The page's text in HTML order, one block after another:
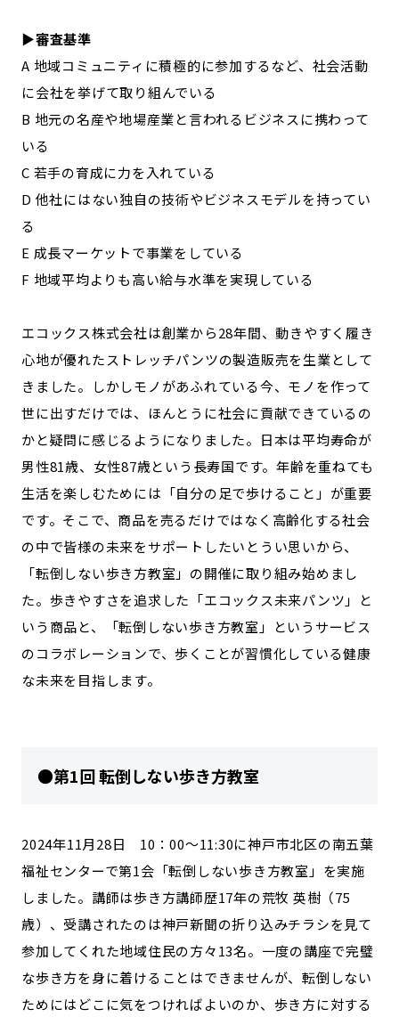
▶︎審査基準
A 地域コミュニティに積極的に参加するなど、社会活動
に会社を挙げて取り組んでいる
B 地元の名産や地場産業と言われるビジネスに携わって
いる
C 若手の育成に力を入れている
D 他社にはない独自の技術やビジネスモデルを持ってい
る
E 成長マーケットで事業をしている
F 地域平均よりも高い給与水準を実現している
エコックス株式会社は創業から28年間、動きやすく履き
心地が優れたストレッチパンツの製造販売を生業として
きました。しかしモノがあふれている今、モノを作って
世に出すだけでは、ほんとうに社会に貢献できているの
かと疑問に感じるようになりました。日本は平均寿命が
男性81歳、女性87歳という長寿国です。年齢を重ねても
生活を楽しむためには「自分の足で歩けること」が重要
です。そこで、商品を売るだけではなく高齢化する社会
の中で皆様の未来をサポートしたいとうい思いから、
「転倒しない歩き方教室」の開催に取り組み始めまし
た。歩きやすさを追求した「エコックス未来パンツ」と
いう商品と、「転倒しない歩き方教室」というサービス
のコラボレーションで、歩くことが習慣化している健康
な未来を目指します。
●第1回 転倒しない歩き方教室
2024年11月28日 10：00～11:30に神戸市北区の南五葉
福祉センターで第1会「転倒しない歩き方教室」を実施
しました。講師は歩き方講師歴17年の荒牧 英樹（75
歳）、受講されたのは神戸新聞の折り込みチラシを見て
参加してくれた地域住民の方々13名。一度の講座で完璧
な歩き方を身に着けることはできませんが、転倒しない
ためにはどこに気をつければよいのか、歩き方に対する